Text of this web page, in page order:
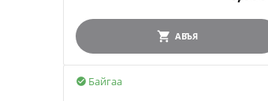
АВЪЯ
Байгаа
